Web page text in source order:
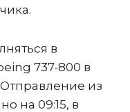
в
737-800 в
из
на 09:15, в